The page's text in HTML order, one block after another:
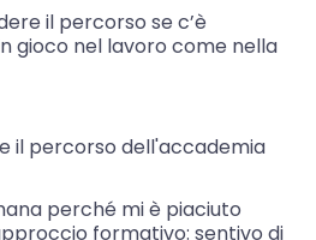
il percorso se c’è
gioco nel lavoro come nella
il percorso dell'accademia
perché mi è piaciuto
formativo: sentivo di